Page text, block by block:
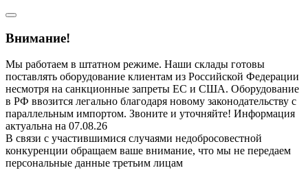
Внимание!
Мы работаем в штатном режиме. Наши склады готовы
поставлять оборудование клиентам из Российской Федерации
несмотря на санкционные запреты ЕС и США. Оборудование
в РФ ввозится легально благодаря новому законодательству с
параллельным импортом. Звоните и уточняйте! Информация
актуальна на 07.08.26
В связи с участившимися случаями недобросовестной
конкуренции обращаем ваше внимание, что мы не передаем
персональные данные третьим лицам